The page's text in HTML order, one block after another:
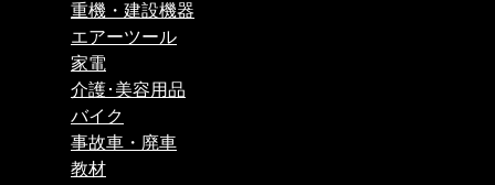
重機・建設機器
エアーツール
家電
介護･美容用品
バイク
事故車・廃車
教材